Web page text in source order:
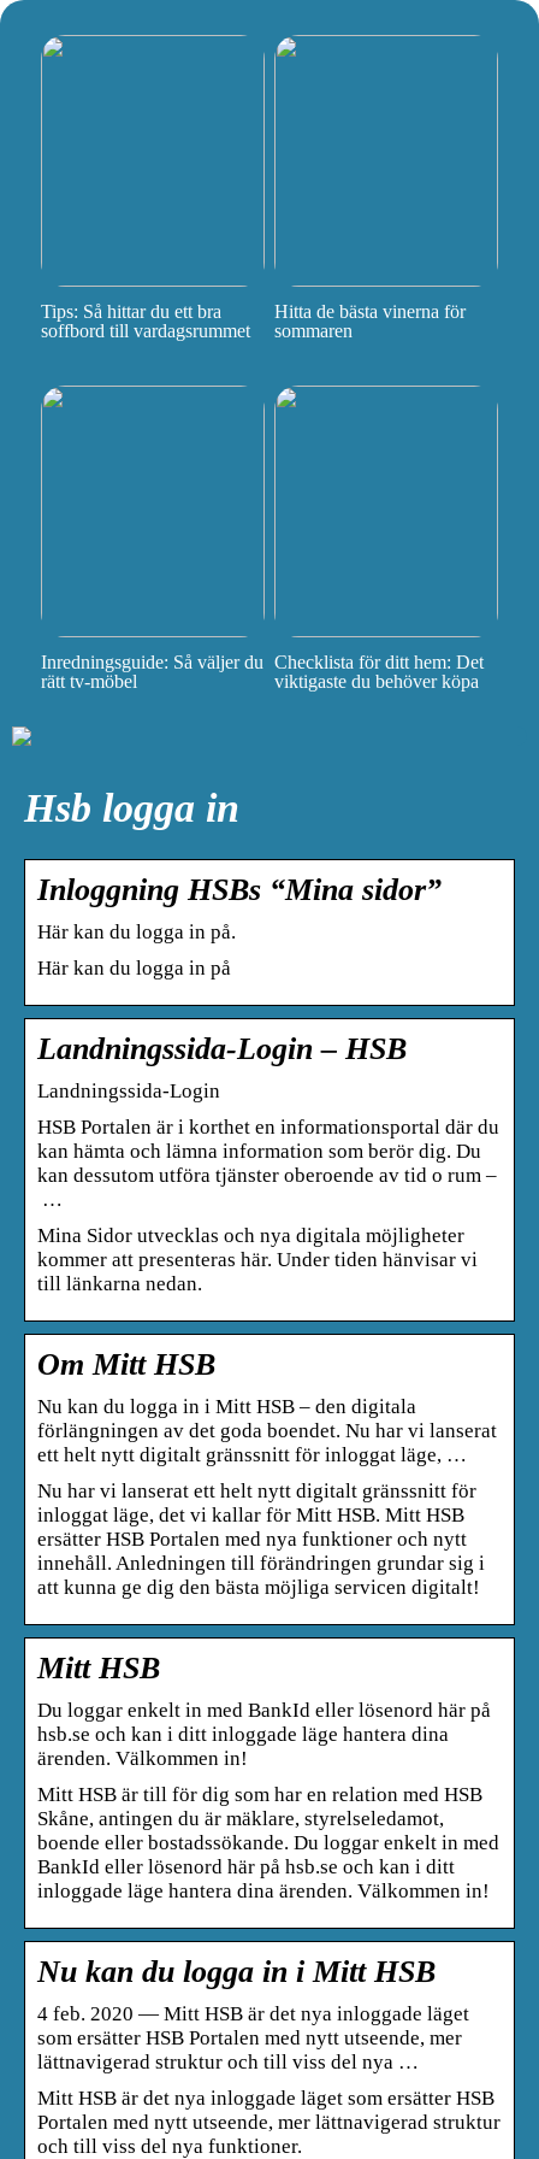
Tips: Så hittar du ett bra
soffbord till vardagsrummet
Hitta de bästa vinerna för
sommaren
Inredningsguide: Så väljer du
rätt tv-möbel
Checklista för ditt hem: Det
viktigaste du behöver köpa
Hsb logga in
Inloggning HSBs “Mina sidor”
Här kan du logga in på.
Här kan du logga in på
Landningssida-Login – HSB
Landningssida-Login
HSB Portalen är i korthet en informationsportal där du
kan hämta och lämna information som berör dig. Du
kan dessutom utföra tjänster oberoende av tid o rum –
…
Mina Sidor utvecklas och nya digitala möjligheter
kommer att presenteras här. Under tiden hänvisar vi
till länkarna nedan.
Om Mitt HSB
Nu kan du logga in i Mitt HSB – den digitala
förlängningen av det goda boendet. Nu har vi lanserat
ett helt nytt digitalt gränssnitt för inloggat läge, …
Nu har vi lanserat ett helt nytt digitalt gränssnitt för
inloggat läge, det vi kallar för Mitt HSB. Mitt HSB
ersätter HSB Portalen med nya funktioner och nytt
innehåll. Anledningen till förändringen grundar sig i
att kunna ge dig den bästa möjliga servicen digitalt!
Mitt HSB
Du loggar enkelt in med BankId eller lösenord här på
hsb.se och kan i ditt inloggade läge hantera dina
ärenden. Välkommen in!
Mitt HSB är till för dig som har en relation med HSB
Skåne, antingen du är mäklare, styrelseledamot,
boende eller bostadssökande. Du loggar enkelt in med
BankId eller lösenord här på hsb.se och kan i ditt
inloggade läge hantera dina ärenden. Välkommen in!
Nu kan du logga in i Mitt HSB
4 feb. 2020 — Mitt HSB är det nya inloggade läget
som ersätter HSB Portalen med nytt utseende, mer
lättnavigerad struktur och till viss del nya …
Mitt HSB är det nya inloggade läget som ersätter HSB
Portalen med nytt utseende, mer lättnavigerad struktur
och till viss del nya funktioner.